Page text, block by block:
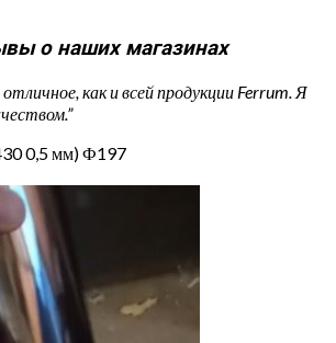
о наших магазинах
как и всей продукции Ferrum. Я
0,5 мм) Ф197